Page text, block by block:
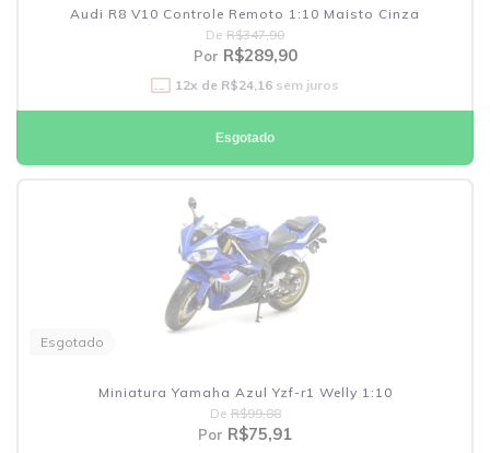
Audi R8 V10 Controle Remoto 1:10 Maisto Cinza
De R$347,90
Por R$289,90
12x de R$24,16 sem juros
Esgotado
Esgotado
Miniatura Yamaha Azul Yzf-r1 Welly 1:10
De R$99,88
Por R$75,91